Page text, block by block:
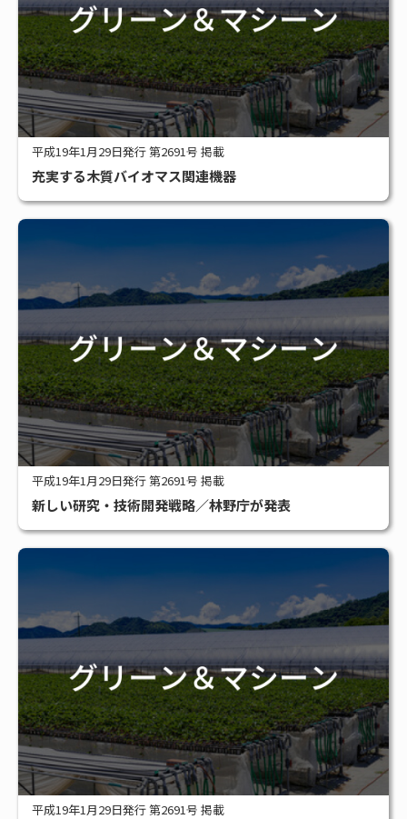
平成19年1月29日発行 第2691号 掲載
充実する木質バイオマス関連機器
平成19年1月29日発行 第2691号 掲載
新しい研究・技術開発戦略／林野庁が発表
平成19年1月29日発行 第2691号 掲載